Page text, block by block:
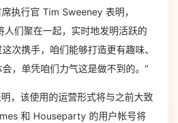
执行官 Tim Sweeney 表明，
们聚在一起，实时地发明活跃的
次携手，咱们能够打造更有趣味、
，单凭咱们力气这是做不到的。”
，该使用的运营形式将与之前大致
和 Houseparty 的用户帐号将